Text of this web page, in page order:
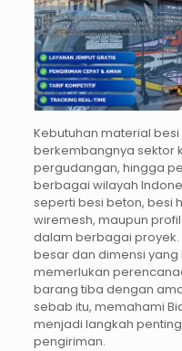
Kebutuhan material
berkembangnya sektor
pergudangan, hingga
berbagai wilayah
seperti besi beton, besi
wiremesh, maupun
dalam berbagai
besar dan dimensi
memerlukan
barang tiba dengan
sebab itu, memahami
menjadi langkah
pengiriman.